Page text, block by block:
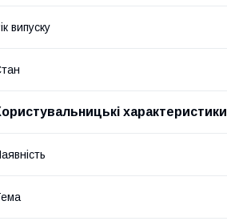
випуску
характеристики